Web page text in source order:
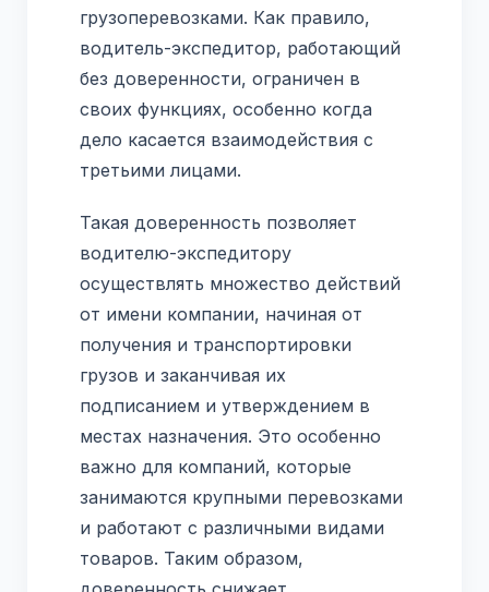
грузоперевозками. Как правило,
водитель-экспедитор, работающий
без доверенности, ограничен в
своих функциях, особенно когда
дело касается взаимодействия с
третьими лицами.
Такая доверенность позволяет
водителю-экспедитору
осуществлять множество действий
от имени компании, начиная от
получения и транспортировки
грузов и заканчивая их
подписанием и утверждением в
местах назначения. Это особенно
важно для компаний, которые
занимаются крупными перевозками
и работают с различными видами
товаров. Таким образом,